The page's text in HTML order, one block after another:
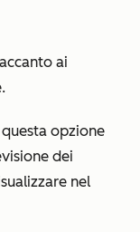
accanto ai
opzione
dei
nel